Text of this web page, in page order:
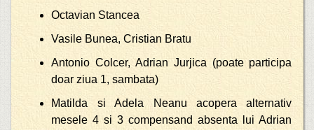
Octavian Stancea
Vasile Bunea, Cristian Bratu
Antonio Colcer, Adrian Jurjica (poate participa
doar ziua 1, sambata)
Matilda si Adela Neanu acopera alternativ
mesele 4 si 3 compensand absenta lui Adrian